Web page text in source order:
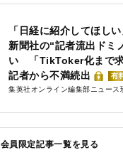
「日経に紹介してほし
新聞社の“記者流出ドミ
い 「TikToker化まで
記者から不満続出
有
集英社オンライン編集部ニュース
会員限定記事一覧を見る